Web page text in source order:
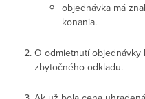
objednávka má
konania.
O odmietnutí
zbytočného odkladu.